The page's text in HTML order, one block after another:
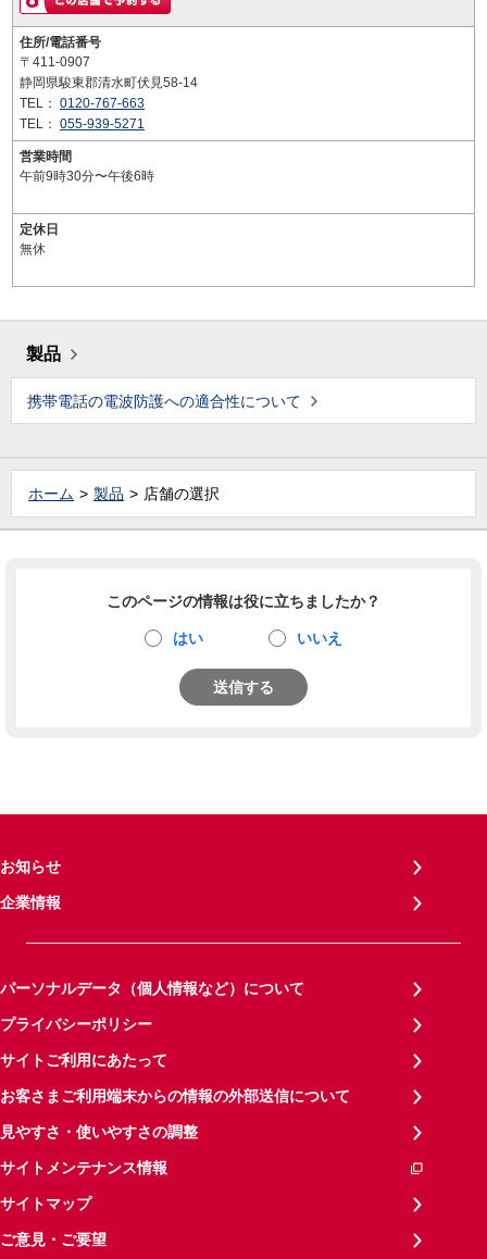
住所/電話番号
〒411-0907
静岡県駿東郡清水町伏見58-14
TEL： 0120-767-663
TEL： 055-939-5271
営業時間
午前9時30分〜午後6時
定休日
無休
製品
携帯電話の電波防護への適合性について
ホーム 製品 店舗の選択
このページの情報は役に立ちましたか？
はい いいえ
送信する
お知らせ
企業情報
パーソナルデータ（個人情報など）について
プライバシーポリシー
サイトご利用にあたって
お客さまご利用端末からの情報の外部送信について
見やすさ・使いやすさの調整
サイトメンテナンス情報
サイトマップ
ご意見・ご要望